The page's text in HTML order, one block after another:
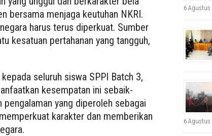
bersama menjaga keutuhan NKRI.
harus terus diperkuat. Sumber
kesatuan pertahanan yang tangguh,
seluruh siswa SPPI Batch 3,
kesempatan ini sebaik­
yang diperoleh sebagai
karakter dan memberikan
6 Agustus
6 Agustus